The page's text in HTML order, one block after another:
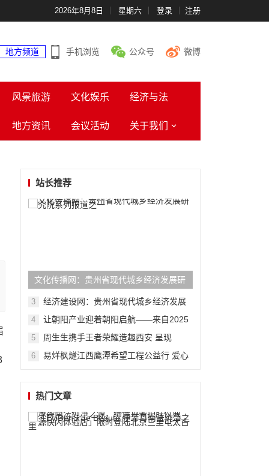
2026年8月8日 星期六 登录 注册
地方频道 手机浏览 公众号 微博
风景旅游 文化娱乐 经济与法
地方资讯 会议活动 关于我们
站长推荐
文化传播网：贵州省现代城乡经济发展研
究院系列报道之一
3
经济建设网：贵州省现代城乡经济发展
4
让朝阳产业迎着朝阳启航——来自2025
5
周生生携手王者荣耀造趣西安 呈现
绎风格无限
6
易烊枫燧江西鹰潭希望工程公益行 爱心
热门文章